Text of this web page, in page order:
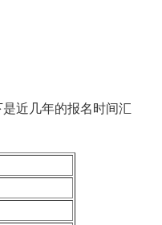
近几年的报名时间汇